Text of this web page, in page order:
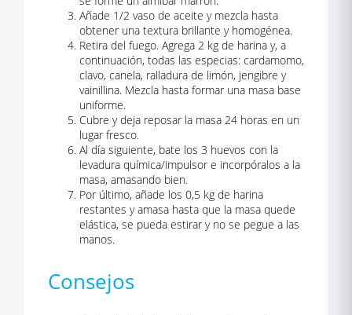
Añade 1/2 vaso de aceite y mezcla hasta
obtener una textura brillante y homogénea.
Retira del fuego. Agrega 2 kg de harina y, a
continuación, todas las especias: cardamomo,
clavo, canela, ralladura de limón, jengibre y
vainillina. Mezcla hasta formar una masa base
uniforme.
Cubre y deja reposar la masa 24 horas en un
lugar fresco.
Al día siguiente, bate los 3 huevos con la
levadura química/impulsor e incorpóralos a la
masa, amasando bien.
Por último, añade los 0,5 kg de harina
restantes y amasa hasta que la masa quede
elástica, se pueda estirar y no se pegue a las
manos.
Consejos